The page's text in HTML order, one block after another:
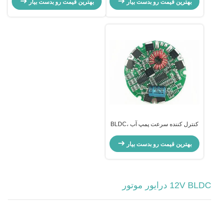
بهترین قیمت رو بدست بیار بهترین قیمت رو بدست بیار
کنترل کننده سرعت پمپ آب BLDC،
خودکار
بهترین قیمت رو بدست بیار
12V BLDC درایور موتور